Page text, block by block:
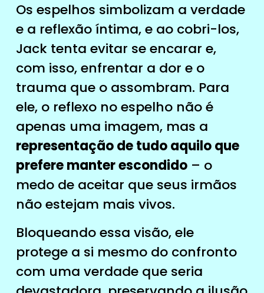
Os espelhos simbolizam a verdade
e a reflexão íntima, e ao cobri-los,
Jack tenta evitar se encarar e,
com isso, enfrentar a dor e o
trauma que o assombram. Para
ele, o reflexo no espelho não é
apenas uma imagem, mas a
representação de tudo aquilo que
prefere manter escondido– o
medo de aceitar que seus irmãos
não estejam mais vivos.
Bloqueando essa visão, ele
protege a si mesmo do confronto
com uma verdade que seria